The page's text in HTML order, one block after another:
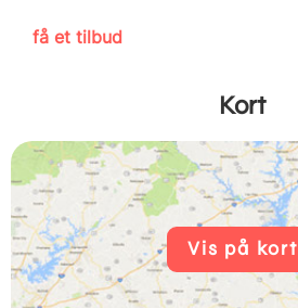
få et tilbud
Kort
Vis på kort